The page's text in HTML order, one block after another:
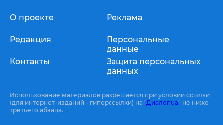
О проекте
Редакция
Контакты
Реклама
Персональные
данные
Защита персональных
данных
Использование материалов разрешается при условии ссылки
(для интернет-изданий - гиперссылки) на "Диалог.ua" не ниже
третьего абзаца.